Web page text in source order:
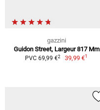
gazzini
Guidon Street, Largeur 817 Mm
PVC 69,99 €2 39,99 €1